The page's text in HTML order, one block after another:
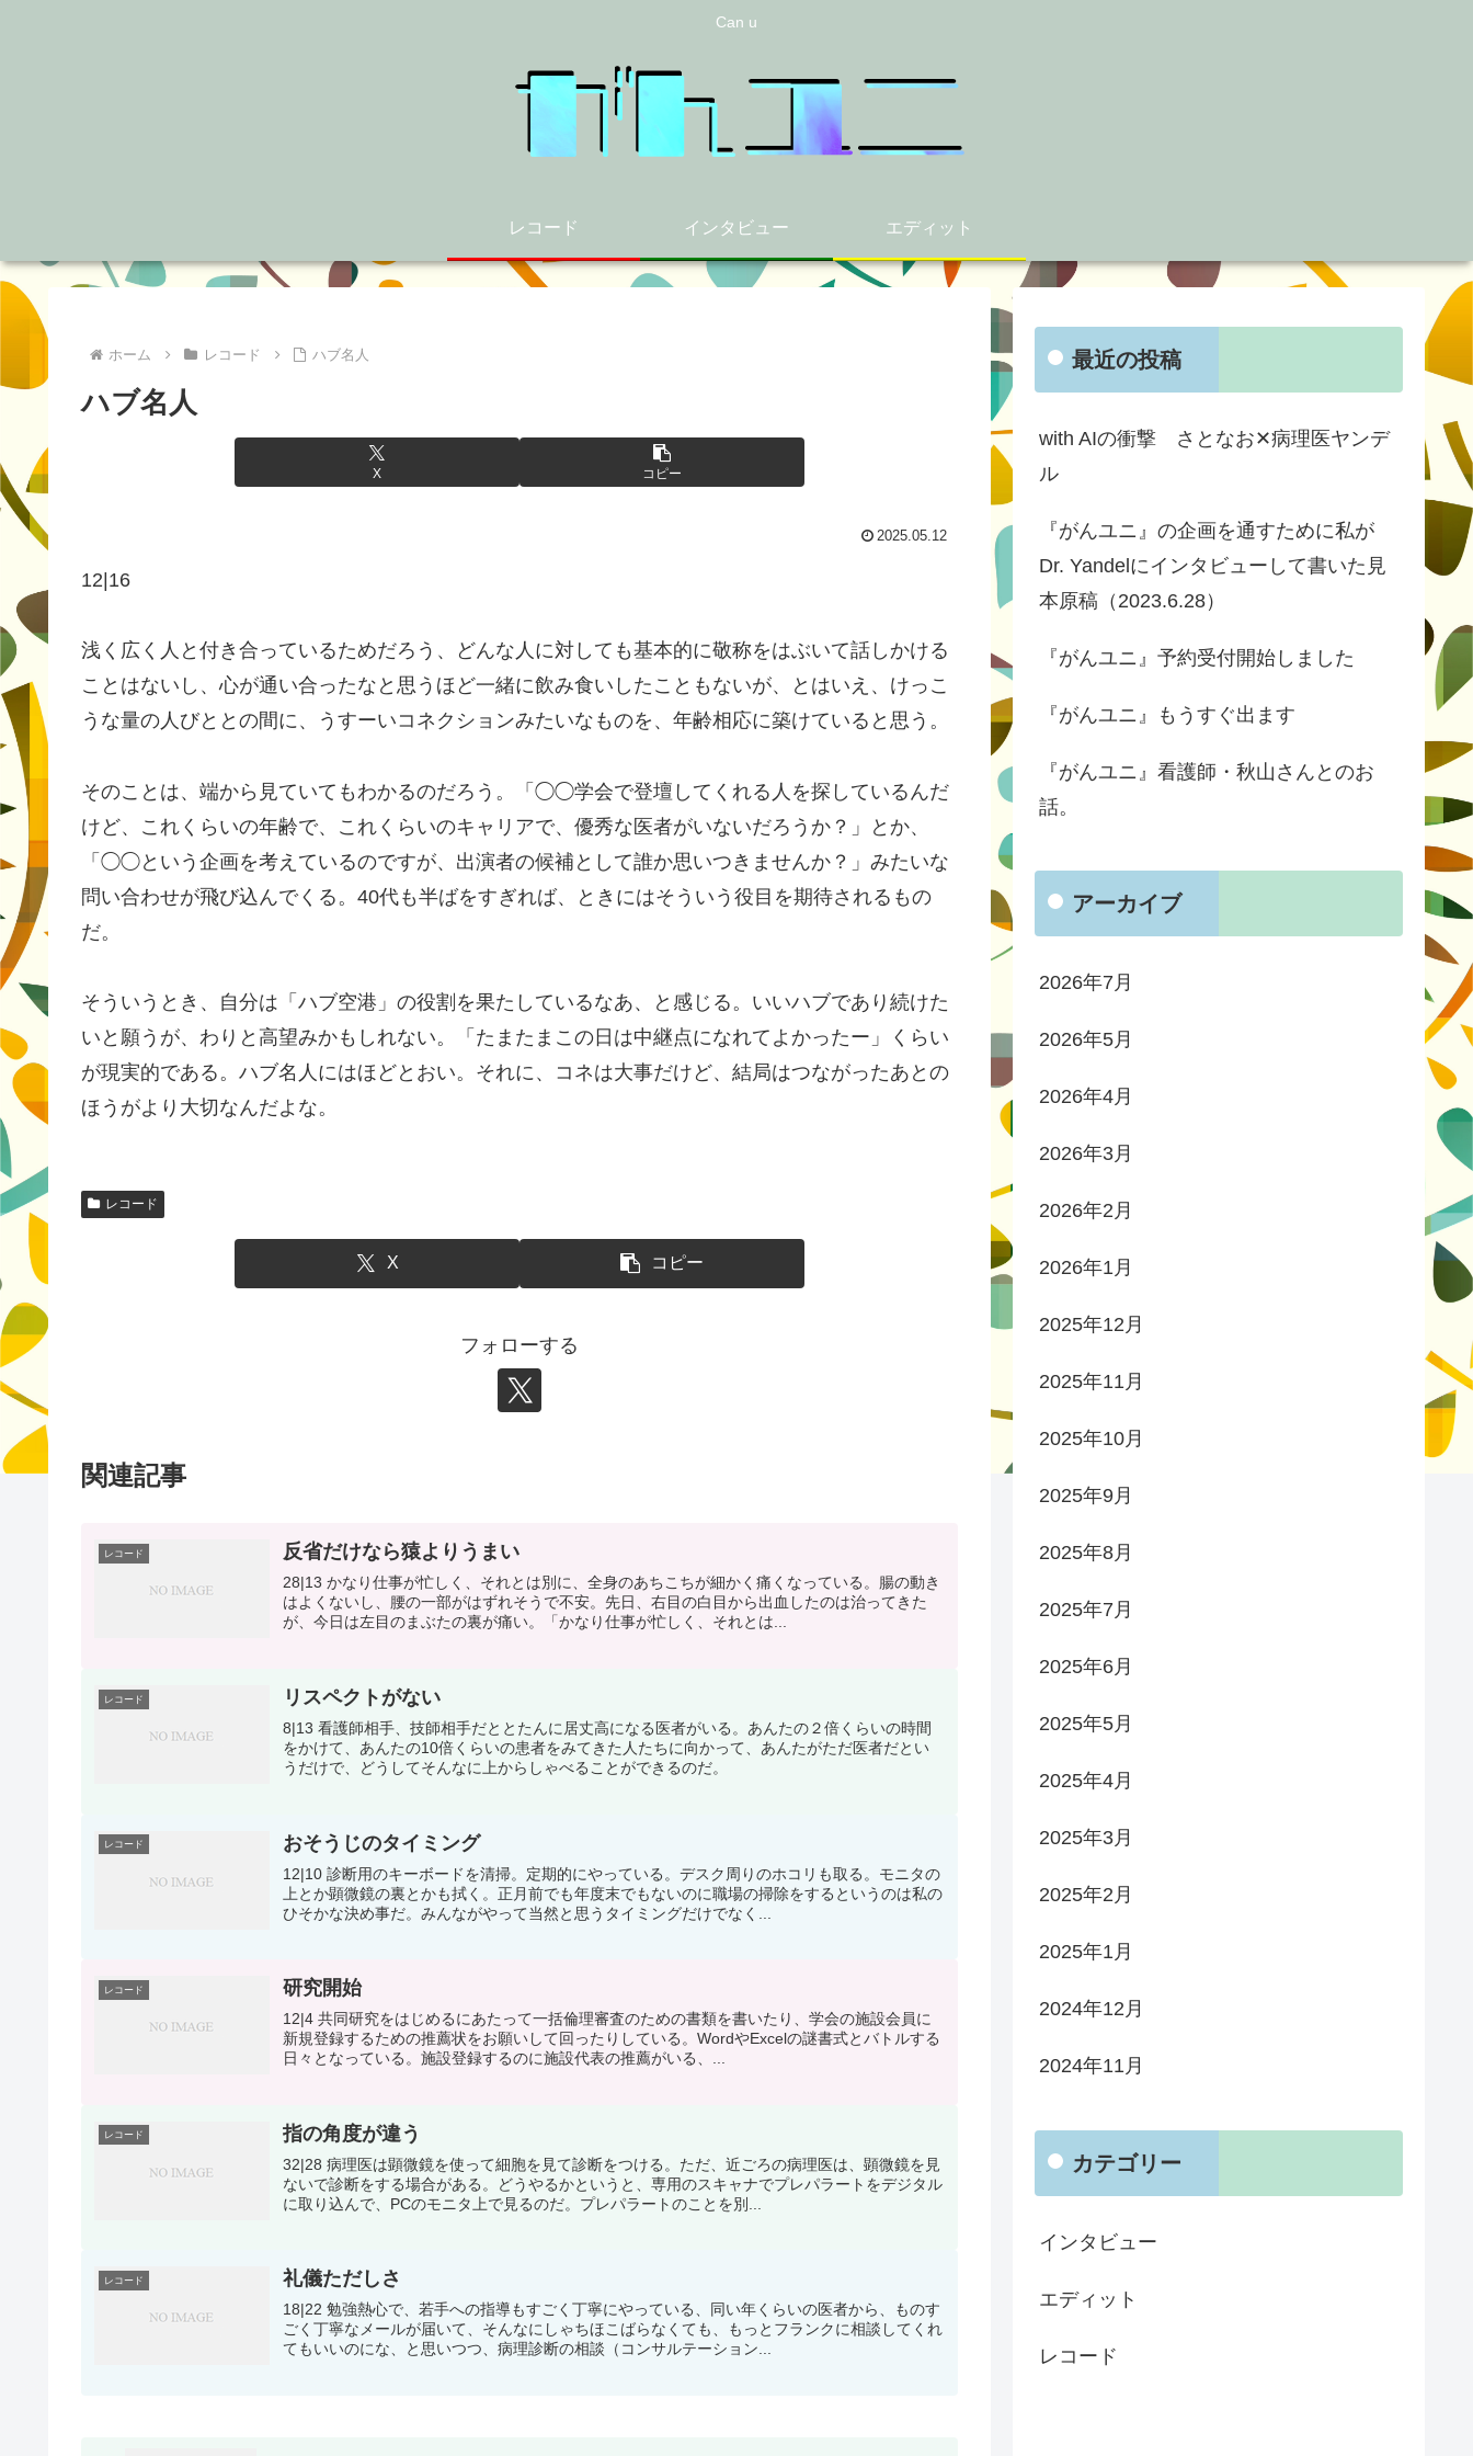
Can u
レコード インタビュー エディット
ホーム レコード ハブ名人
ハブ名人
X コピー
2025.05.12
12|16
浅く広く人と付き合っているためだろう、どんな人に対しても基本的に敬称をはぶいて話しかける
ことはないし、心が通い合ったなと思うほど一緒に飲み食いしたこともないが、とはいえ、けっこ
うな量の人びととの間に、うすーいコネクションみたいなものを、年齢相応に築けていると思う。
そのことは、端から見ていてもわかるのだろう。「◯◯学会で登壇してくれる人を探しているんだ
けど、これくらいの年齢で、これくらいのキャリアで、優秀な医者がいないだろうか？」とか、
「◯◯という企画を考えているのですが、出演者の候補として誰か思いつきませんか？」みたいな
問い合わせが飛び込んでくる。40代も半ばをすぎれば、ときにはそういう役目を期待されるもの
だ。
そういうとき、自分は「ハブ空港」の役割を果たしているなあ、と感じる。いいハブであり続けた
いと願うが、わりと高望みかもしれない。「たまたまこの日は中継点になれてよかったー」くらい
が現実的である。ハブ名人にはほどとおい。それに、コネは大事だけど、結局はつながったあとの
ほうがより大切なんだよな。
レコード
X コピー
フォローする
関連記事
レコード 反省だけなら猿よりうまい
28|13 かなり仕事が忙しく、それとは別に、全身のあちこちが細かく痛くなっている。腸の動き
はよくないし、腰の一部がはずれそうで不安。先日、右目の白目から出血したのは治ってきた
が、今日は左目のまぶたの裏が痛い。「かなり仕事が忙しく、それとは...
レコード リスペクトがない
8|13 看護師相手、技師相手だととたんに居丈高になる医者がいる。あんたの２倍くらいの時間
をかけて、あんたの10倍くらいの患者をみてきた人たちに向かって、あんたがただ医者だとい
うだけで、どうしてそんなに上からしゃべることができるのだ。
レコード おそうじのタイミング
12|10 診断用のキーボードを清掃。定期的にやっている。デスク周りのホコリも取る。モニタの
上とか顕微鏡の裏とかも拭く。正月前でも年度末でもないのに職場の掃除をするというのは私の
ひそかな決め事だ。みんながやって当然と思うタイミングだけでなく...
レコード 研究開始
12|4 共同研究をはじめるにあたって一括倫理審査のための書類を書いたり、学会の施設会員に
新規登録するための推薦状をお願いして回ったりしている。WordやExcelの謎書式とバトルする
日々となっている。施設登録するのに施設代表の推薦がいる、...
レコード 指の角度が違う
32|28 病理医は顕微鏡を使って細胞を見て診断をつける。ただ、近ごろの病理医は、顕微鏡を見
ないで診断をする場合がある。どうやるかというと、専用のスキャナでプレパラートをデジタル
に取り込んで、PCのモニタ上で見るのだ。プレパラートのことを別...
レコード 礼儀ただしさ
18|22 勉強熱心で、若手への指導もすごく丁寧にやっている、同い年くらいの医者から、ものす
ごく丁寧なメールが届いて、そんなにしゃちほこばらなくても、もっとフランクに相談してくれ
てもいいのにな、と思いつつ、病理診断の相談（コンサルテーション...
最近の投稿
with AIの衝撃 さとなお✕病理医ヤンデ
ル
『がんユニ』の企画を通すために私が
Dr. Yandelにインタビューして書いた見
本原稿（2023.6.28）
『がんユニ』予約受付開始しました
『がんユニ』もうすぐ出ます
『がんユニ』看護師・秋山さんとのお
話。
アーカイブ
2026年7月
2026年5月
2026年4月
2026年3月
2026年2月
2026年1月
2025年12月
2025年11月
2025年10月
2025年9月
2025年8月
2025年7月
2025年6月
2025年5月
2025年4月
2025年3月
2025年2月
2025年1月
2024年12月
2024年11月
カテゴリー
インタビュー
エディット
レコード